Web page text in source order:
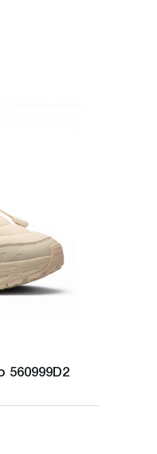
560999D2